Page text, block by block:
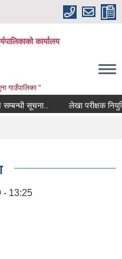
कार्यालय
गाउँपालिका "
सूचना.. लेखा परीक्षक
- 13:25